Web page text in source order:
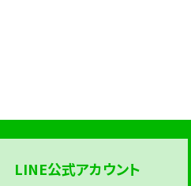
LINE公式アカウント